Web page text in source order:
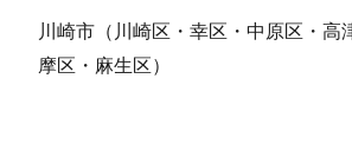
川崎市（川崎区・幸区・中原区・高
摩区・麻生区）